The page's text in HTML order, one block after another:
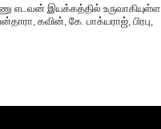
எடவன் இயக்கத்தில் உருவாகியுள்ள
கவின், கே. பாக்யராஜ், பிரபு,